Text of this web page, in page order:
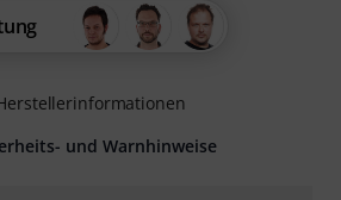
und Warnhinweise